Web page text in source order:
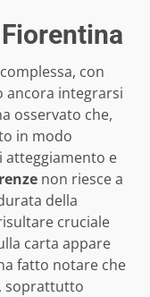
con
ancora integrarsi
osservato che,
in modo
e
non riesce a
della
cruciale
carta appare
fatto notare che
soprattutto